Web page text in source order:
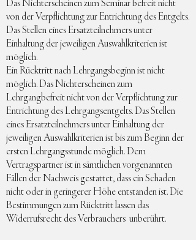
Das Nichterscheinen zum Seminar befreit nicht
von der Verpflichtung zur Entrichtung des Entgelts.
Das Stellen eines Ersatzteilnehmers unter
Einhaltung der jeweiligen Auswahlkriterien ist
möglich.
Ein Rücktritt nach Lehrgangsbeginn ist nicht
möglich. Das Nichterscheinen zum
Lehrgangbefreit nicht von der Verpflichtung zur
Entrichtung des Lehrgangsentgelts. Das Stellen
eines Ersatzteilnehmers unter Einhaltung der
jeweiligen Auswahlkriterien ist bis zum Beginn der
ersten Lehrgangsstunde möglich. Dem
Vertragspartner ist in sämtlichen vorgenannten
Fällen der Nachweis gestattet, dass ein Schaden
nicht oder in geringerer Höhe entstanden ist. Die
Bestimmungen zum Rücktritt lassen das
Widerrufsrecht des Verbrauchers unberührt.